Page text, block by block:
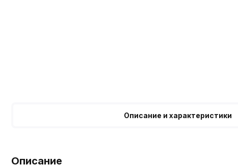
Описание и характеристики
Описание